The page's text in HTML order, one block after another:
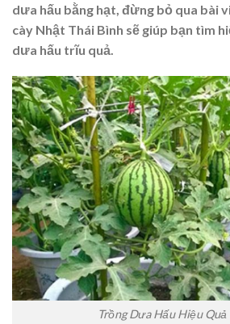
dưa hấu bằng hạt, đừng bỏ qua bài
cày Nhật Thái Bình sẽ giúp bạn tìm
dưa hấu trĩu quả.
Trồng Dưa Hấu Hiệu